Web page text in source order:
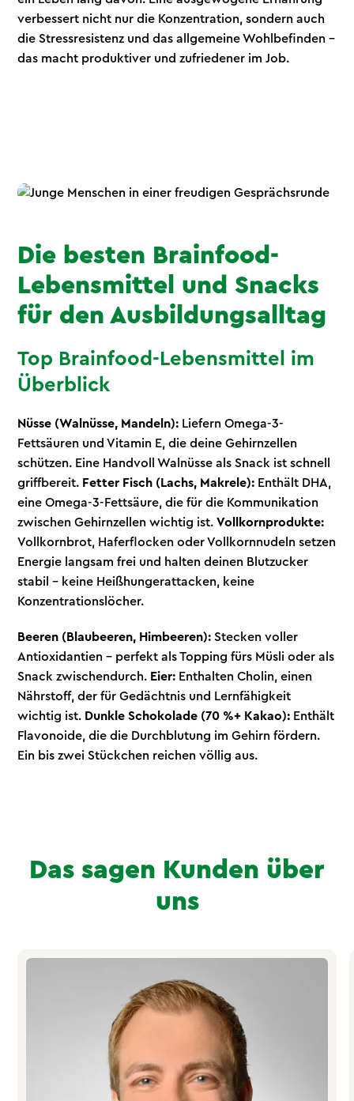
verbessert nicht nur die Konzentration, sondern auch
die Stressresistenz und das allgemeine Wohlbefinden –
das macht produktiver und zufriedener im Job.
Die besten Brainfood-
Lebensmittel und Snacks
für den Ausbildungsalltag
Top Brainfood-Lebensmittel im
Überblick
Nüsse (Walnüsse, Mandeln): Liefern Omega-3-
Fettsäuren und Vitamin E, die deine Gehirnzellen
schützen. Eine Handvoll Walnüsse als Snack ist schnell
griffbereit. Fetter Fisch (Lachs, Makrele): Enthält DHA,
eine Omega-3-Fettsäure, die für die Kommunikation
zwischen Gehirnzellen wichtig ist.Vollkornprodukte:
Vollkornbrot, Haferflocken oder Vollkornnudeln setzen
Energie langsam frei und halten deinen Blutzucker
stabil – keine Heißhungerattacken, keine
Konzentrationslöcher.
Beeren (Blaubeeren, Himbeeren): Stecken voller
Antioxidantien – perfekt als Topping fürs Müsli oder als
Snack zwischendurch. Eier: Enthalten Cholin, einen
Nährstoff, der für Gedächtnis und Lernfähigkeit
wichtig ist. Dunkle Schokolade (70 %+ Kakao): Enthält
Flavonoide, die die Durchblutung im Gehirn fördern.
Ein bis zwei Stückchen reichen völlig aus.
Das sagen Kunden über
uns